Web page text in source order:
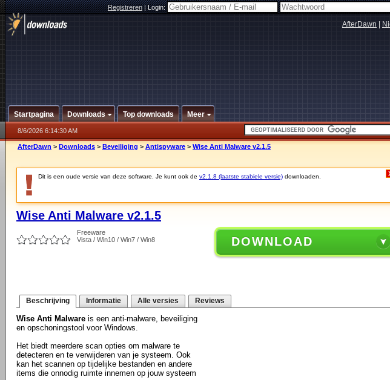
Registreren|Login:
AfterDawn
Startpagina Downloads Top downloads Meer
8/6/2026 6:14:30 AM
AfterDawn > Downloads > Beveiliging > Antispyware > Wise Anti Malware v2.1.5
Dit is een oude versie van deze software. Je kunt ook de v2.1.8 (laatste stabiele versie) downloaden.
Wise Anti Malware v2.1.5
Freeware
Vista / Win10 / Win7 / Win8
DOWNLOAD
Beschrijving Informatie Alle versies Reviews
Wise Anti Malware is een anti-malware, beveiliging
en opschoningstool voor Windows.
Het biedt meerdere scan opties om malware te
detecteren en te verwijderen van je systeem. Ook
kan het scannen op tijdelijke bestanden en andere
items die onnodig ruimte innemen op jouw systeem